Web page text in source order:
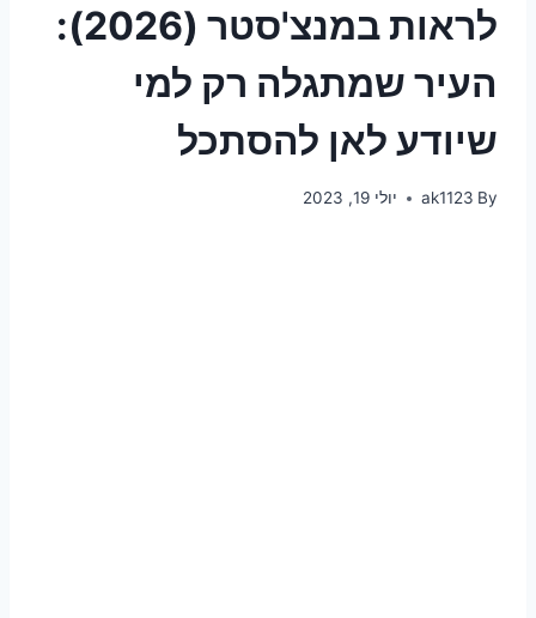
לראות במנצ'סטר (2026):
העיר שמתגלה רק למי
שיודע לאן להסתכל
By
ak1123 יולי 19, 2023